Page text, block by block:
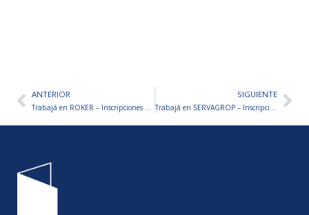
AntANTERIOR
Trabajá en ROKER – Inscripciones abiertas
SIGUIENTE
Trabajá en SERVAGROP – Inscripciones abiertas